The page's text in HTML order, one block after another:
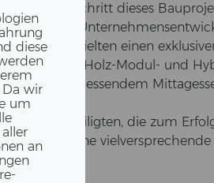
diese
Da wir
um
an
den Fort­schritt die­ses
in der
er­hiel­ten einen
um den Holz-​Modul- und
mit an­schlies­sen­dem
an alle Be­tei­lig­ten, die zum
wir eine
(DE).